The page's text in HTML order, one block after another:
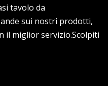
tavolo da
sui nostri prodotti,
il miglior servizio.Scolpiti